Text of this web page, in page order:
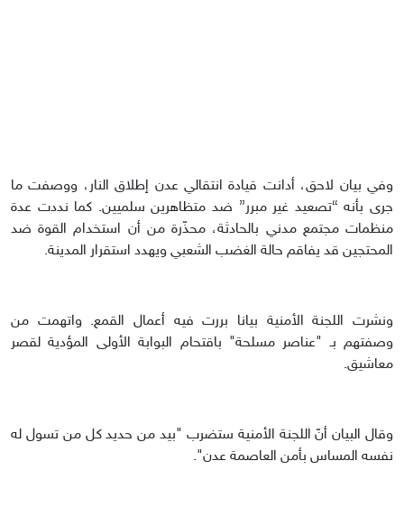
وفي بيان لاحق، أدانت قيادة انتقالي عدن إطلاق النار، ووصفت ما
جرى بأنه “تصعيد غير مبرر” ضد متظاهرين سلميين. كما نددت عدة
منظمات مجتمع مدني بالحادثة، محذّرة من أن استخدام القوة ضد
المحتجين قد يفاقم حالة الغضب الشعبي ويهدد استقرار المدينة.
ونشرت اللجنة الأمنية بيانا بررت فيه أعمال القمع. واتهمت من
وصفتهم بـ "عناصر مسلحة" باقتحام البوابة الأولى المؤدية لقصر
معاشيق.
وقال البيان أنّ اللجنة الأمنية ستضرب "بيد من حديد كل من تسول له
نفسه المساس بأمن العاصمة عدن".